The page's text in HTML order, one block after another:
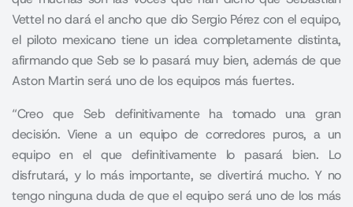
Vettel no dará el ancho que dioSergio Pérezcon el equipo,
el piloto mexicano tiene un idea completamente distinta,
afirmando que Seb se lo pasará muy bien, además de que
Aston Martin será uno de los equipos más fuertes.
“Creo que Seb definitivamente ha tomado una gran
decisión. Viene a un equipo de corredores puros, a un
equipo en el que definitivamente lo pasará bien. Lo
disfrutará, y lo más importante, se divertirá mucho. Y no
tengo ninguna duda de que el equipo será uno de los más